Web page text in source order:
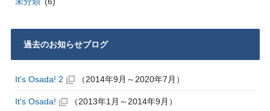
過去のお知らせブログ
It's Osada! 2 （2014年9月～2020年7月）
It's Osada! （2013年1月～2014年9月）